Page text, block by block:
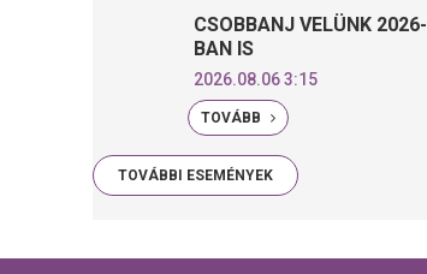
CSOBBANJ VELÜNK 2026-
BAN IS
2026.08.06 3:15
TOVÁBB
TOVÁBBI ESEMÉNYEK